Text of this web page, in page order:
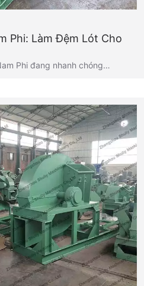
Phi: Làm Đệm Lót Cho
Phi đang nhanh chóng…